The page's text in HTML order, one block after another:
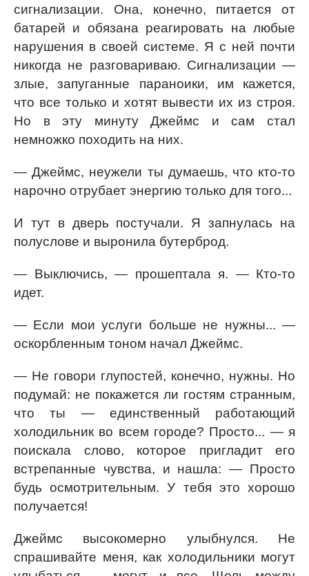
сигнализации. Она, конечно, питается от
батарей и обязана реагировать на любые
нарушения в своей системе. Я с ней почти
никогда не разговариваю. Сигнализации —
злые, запуганные параноики, им кажется,
что все только и хотят вывести их из строя.
Но в эту минуту Джеймс и сам стал
немножко походить на них.
— Джеймс, неужели ты думаешь, что кто-то
нарочно отрубает энергию только для того...
И тут в дверь постучали. Я запнулась на
полуслове и выронила бутерброд.
— Выключись, — прошептала я. — Кто-то
идет.
— Если мои услуги больше не нужны... —
оскорбленным тоном начал Джеймс.
— Не говори глупостей, конечно, нужны. Но
подумай: не покажется ли гостям странным,
что ты — единственный работающий
холодильник во всем городе? Просто... — я
поискала слово, которое пригладит его
встрепанные чувства, и нашла: — Просто
будь осмотрительным. У тебя это хорошо
получается!
Джеймс высокомерно улыбнулся. Не
спрашивайте меня, как холодильники могут